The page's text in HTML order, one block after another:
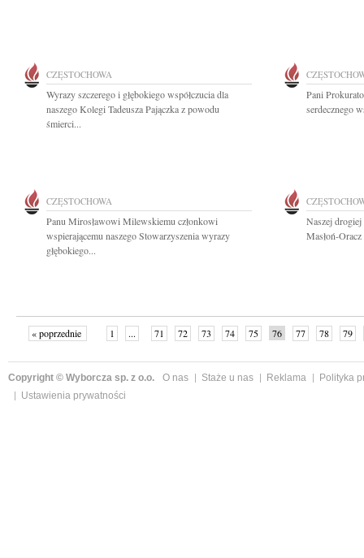
CZĘSTOCHOWA
Wyrazy szczerego i głębokiego współczucia dla
naszego Kolegi Tadeusza Pajączka z powodu
śmierci...
Pani
serdecznego
CZĘSTOCHOWA
Panu Mirosławowi Milewskiemu członkowi
wspierającemu naszego Stowarzyszenia wyrazy
głębokiego...
Naszej
Masłoń-
« poprzednie 1 ... 71 72 73 74 75 76 77 78
79
Copyright © Wyborcza sp. z o.o. O nas Staże u nas Reklama
Polityka
Ustawienia prywatności